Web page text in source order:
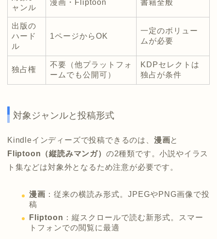
ャンル
漫画・Fliptoon 書籍全般
出版の
ハード
ル
1ページからOK
一定のボリュー
ムが必要
独占権
不要（他プラットフォ
ームでも公開可）
KDPセレクトは
独占が条件
対象ジャンルと投稿形式
Kindleインディーズで投稿できるのは、 漫画と
Fliptoon（縦読みマンガ） の2種類です。小説やイラス
ト集などは対象外となるため注意が必要です。
漫画 ：従来の横読み形式。JPEGやPNG画像で投
稿
Fliptoon ：縦スクロールで読む新形式。スマー
トフォンでの閲覧に最適